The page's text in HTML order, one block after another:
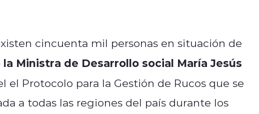
cincuenta mil personas en situación de
la Ministra de Desarrollo social María Jesús
el Protocolo para la Gestión de Rucos que se
a todas las regiones del país durante los